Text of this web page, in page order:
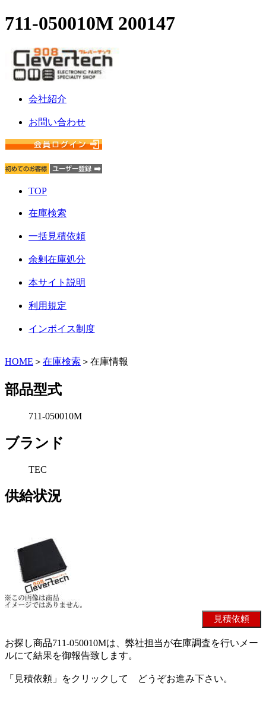
711-050010M 200147
会社紹介
お問い合わせ
TOP
在庫検索
一括見積依頼
余剰在庫処分
本サイト説明
利用規定
インボイス制度
HOME ＞ 在庫検索 ＞在庫情報
部品型式
711-050010M
ブランド
TEC
供給状況
お探し商品711-050010Mは、弊社担当が在庫調査を行いメー
ルにて結果を御報告致します。
「見積依頼」をクリックして どうぞお進み下さい。